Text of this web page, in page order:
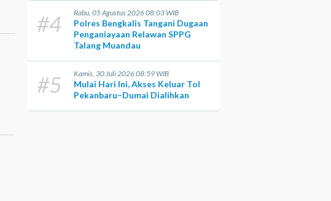
#4 Rabu, 05 Agustus 2026 08:03 WIB
Polres Bengkalis Tangani Dugaan
Penganiayaan Relawan SPPG
Talang Muandau
#5 Kamis, 30 Juli 2026 08:59 WIB
Mulai Hari Ini, Akses Keluar Tol
Pekanbaru–Dumai Dialihkan